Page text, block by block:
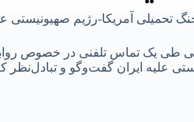
تحمیلی آمریکا-رژیم صهیونیستی
طی یک تماس تلفنی در خصوص
علیه ایران گفت‌وگو و تبادل‌نظر